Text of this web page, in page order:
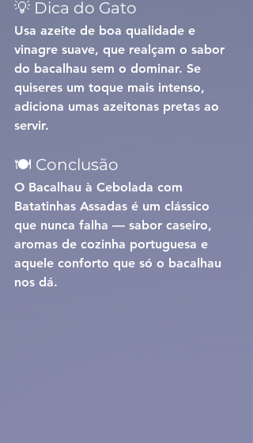
💡 Dica do Gato
Usa azeite de boa qualidade e
vinagre suave, que realçam o sabor
do bacalhau sem o dominar. Se
quiseres um toque mais intenso,
adiciona umas azeitonas pretas ao
servir.
🍽️ Conclusão
O Bacalhau à Cebolada com
Batatinhas Assadas é um clássico
que nunca falha — sabor caseiro,
aromas de cozinha portuguesa e
aquele conforto que só o bacalhau
nos dá.